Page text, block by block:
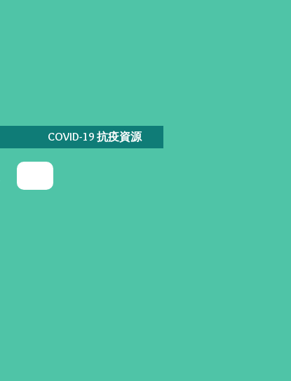
COVID-19 抗疫資源